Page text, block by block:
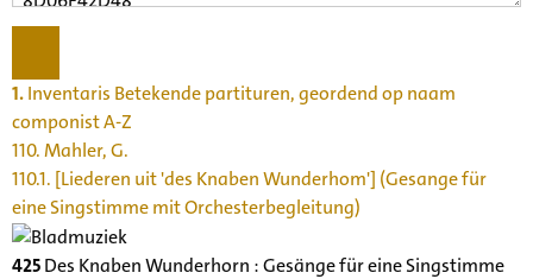
1.Inventaris Betekende partituren, geordend op naam
componist A-Z
110. Mahler, G.
110.1. [Liederen uit 'des Knaben Wunderhom'] (Gesange für
eine Singstimme mit Orchesterbegleitung)
425Des Knaben Wunderhorn : Gesänge für eine Singstimme